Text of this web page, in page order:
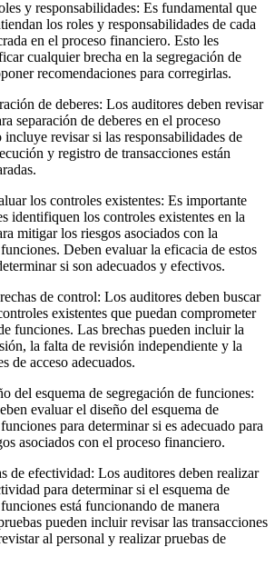
y responsabilidades: Es fundamental que
los roles y responsabilidades de cada
en el proceso financiero. Esto les
cualquier brecha en la segregación de
recomendaciones para corregirlas.
de deberes: Los auditores deben revisar
separación de deberes en el proceso
revisar si las responsabilidades de
y registro de transacciones están
los controles existentes: Es importante
identifiquen los controles existentes en la
mitigar los riesgos asociados con la
Deben evaluar la eficacia de estos
si son adecuados y efectivos.
de control: Los auditores deben buscar
existentes que puedan comprometer
funciones. Las brechas pueden incluir la
la falta de revisión independiente y la
de acceso adecuados.
del esquema de segregación de funciones:
evaluar el diseño del esquema de
para determinar si es adecuado para
asociados con el proceso financiero.
de efectividad: Los auditores deben realizar
para determinar si el esquema de
está funcionando de manera
pueden incluir revisar las transacciones
al personal y realizar pruebas de